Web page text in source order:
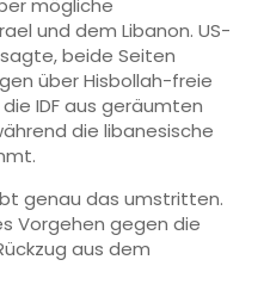
mögliche
und dem Libanon. US-
beide Seiten
über Hisbollah-freie
IDF aus geräumten
die libanesische
genau das umstritten.
Vorgehen gegen die
aus dem